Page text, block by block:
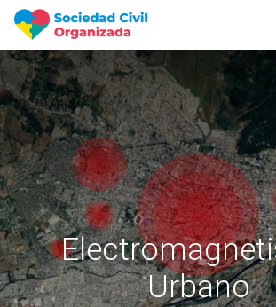
Urbano